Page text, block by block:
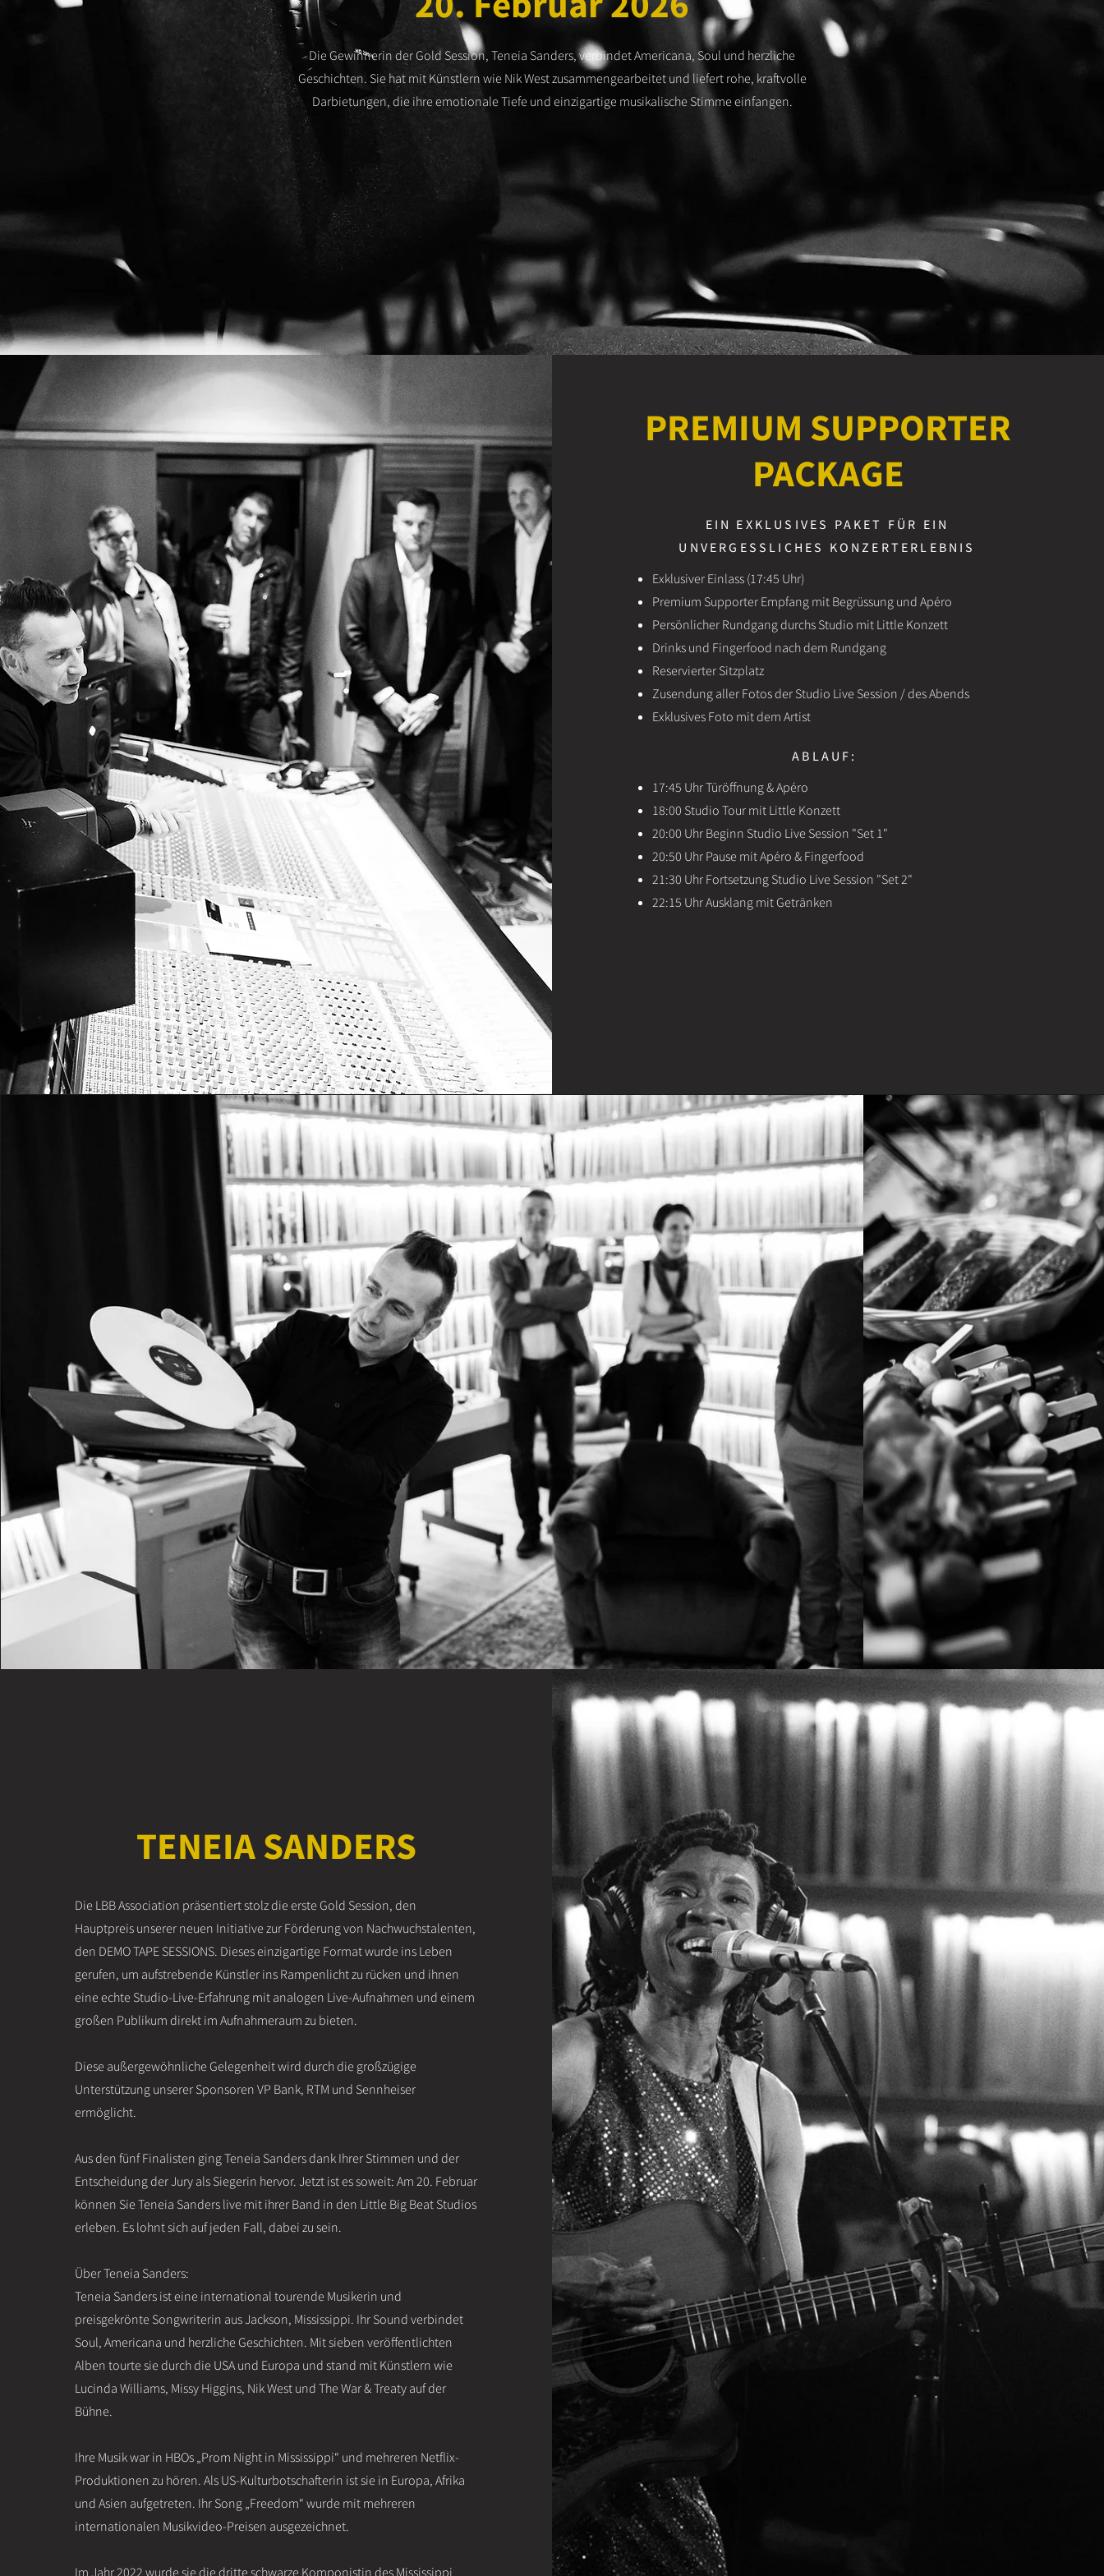
Die Gewinnerin der Gold Session, Teneia Sanders, verbindet Americana, Soul und herzliche
Geschichten. Sie hat mit Künstlern wie Nik West zusammengearbeitet und liefert rohe, kraftvolle
Darbietungen, die ihre emotionale Tiefe und einzigartige musikalische Stimme einfangen.
PREMIUM SUPPORTER
PACKAGE
EIN EXKLUSIVES PAKET FÜR EIN
UNVERGESSLICHES KONZERTERLEBNIS
Exklusiver Einlass (17:45 Uhr)
Premium Supporter Empfang mit Begrüssung und Apéro
Persönlicher Rundgang durchs Studio mit Little Konzett
Drinks und Fingerfood nach dem Rundgang
Reservierter Sitzplatz
Zusendung aller Fotos der Studio Live Session / des Abends
Exklusives Foto mit dem Artist
ABLAUF:
17:45 Uhr Türöffnung & Apéro
18:00 Studio Tour mit Little Konzett
20:00 Uhr Beginn Studio Live Session "Set 1"
20:50 Uhr Pause mit Apéro & Fingerfood
21:30 Uhr Fortsetzung Studio Live Session "Set 2"
22:15 Uhr Ausklang mit Getränken
TENEIA SANDERS
Die LBB Association präsentiert stolz die erste Gold Session, den
Hauptpreis unserer neuen Initiative zur Förderung von Nachwuchstalenten,
den DEMO TAPE SESSIONS. Dieses einzigartige Format wurde ins Leben
gerufen, um aufstrebende Künstler ins Rampenlicht zu rücken und ihnen
eine echte Studio-Live-Erfahrung mit analogen Live-Aufnahmen und einem
großen Publikum direkt im Aufnahmeraum zu bieten.
Diese außergewöhnliche Gelegenheit wird durch die großzügige
Unterstützung unserer Sponsoren VP Bank, RTM und Sennheiser
ermöglicht.
Aus den fünf Finalisten ging Teneia Sanders dank Ihrer Stimmen und der
Entscheidung der Jury als Siegerin hervor. Jetzt ist es soweit: Am 20. Februar
können Sie Teneia Sanders live mit ihrer Band in den Little Big Beat Studios
erleben. Es lohnt sich auf jeden Fall, dabei zu sein.
Über Teneia Sanders:
Teneia Sanders ist eine international tourende Musikerin und
preisgekrönte Songwriterin aus Jackson, Mississippi. Ihr Sound verbindet
Soul, Americana und herzliche Geschichten. Mit sieben veröffentlichten
Alben tourte sie durch die USA und Europa und stand mit Künstlern wie
Lucinda Williams, Missy Higgins, Nik West und The War & Treaty auf der
Bühne.
Ihre Musik war in HBOs „Prom Night in Mississippi“ und mehreren Netflix-
Produktionen zu hören. Als US-Kulturbotschafterin ist sie in Europa, Afrika
und Asien aufgetreten. Ihr Song „Freedom“ wurde mit mehreren
internationalen Musikvideo-Preisen ausgezeichnet.
Im Jahr 2022 wurde sie die dritte schwarze Komponistin des Mississippi